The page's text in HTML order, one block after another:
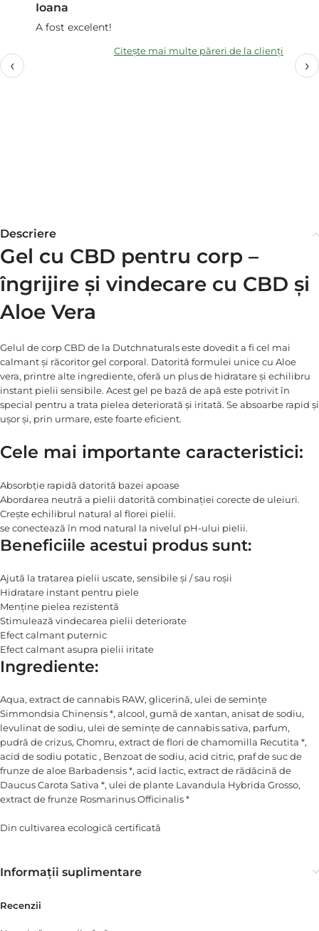
‹
Ioana
A fost excelent!
Citește mai multe păreri de la clienți
›
Descriere
Gel cu CBD pentru corp –
îngrijire și vindecare cu CBD și
Aloe Vera
Gelul de corp CBD de la Dutchnaturals este dovedit a fi cel mai
calmant și răcoritor gel corporal. Datorită formulei unice cu Aloe
vera, printre alte ingrediente, oferă un plus de hidratare și echilibru
instant pielii sensibile. Acest gel pe bază de apă este potrivit în
special pentru a trata pielea deteriorată și iritată. Se absoarbe rapid și
ușor și, prin urmare, este foarte eficient.
Cele mai importante caracteristici:
Absorbție rapidă datorită bazei apoase
Abordarea neutră a pielii datorită combinației corecte de uleiuri.
Crește echilibrul natural al florei pielii.
se conectează în mod natural la nivelul pH-ului pielii.
Beneficiile acestui produs sunt:
Ajută la tratarea pielii uscate, sensibile și / sau roșii
Hidratare instant pentru piele
Menține pielea rezistentă
Stimulează vindecarea pielii deteriorate
Efect calmant puternic
Efect calmant asupra pielii iritate
Ingrediente:
Aqua, extract de cannabis RAW, glicerină, ulei de semințe
Simmondsia Chinensis *, alcool, gumă de xantan, anisat de sodiu,
levulinat de sodiu, ulei de semințe de cannabis sativa, parfum,
pudră de crizus, Chomru, extract de flori de chamomilla Recutita *,
acid de sodiu potatic , Benzoat de sodiu, acid citric, praf de suc de
frunze de aloe Barbadensis *, acid lactic, extract de rădăcină de
Daucus Carota Sativa *, ulei de plante Lavandula Hybrida Grosso,
extract de frunze Rosmarinus Officinalis *
Din cultivarea ecologică certificată
Informații suplimentare
Recenzii